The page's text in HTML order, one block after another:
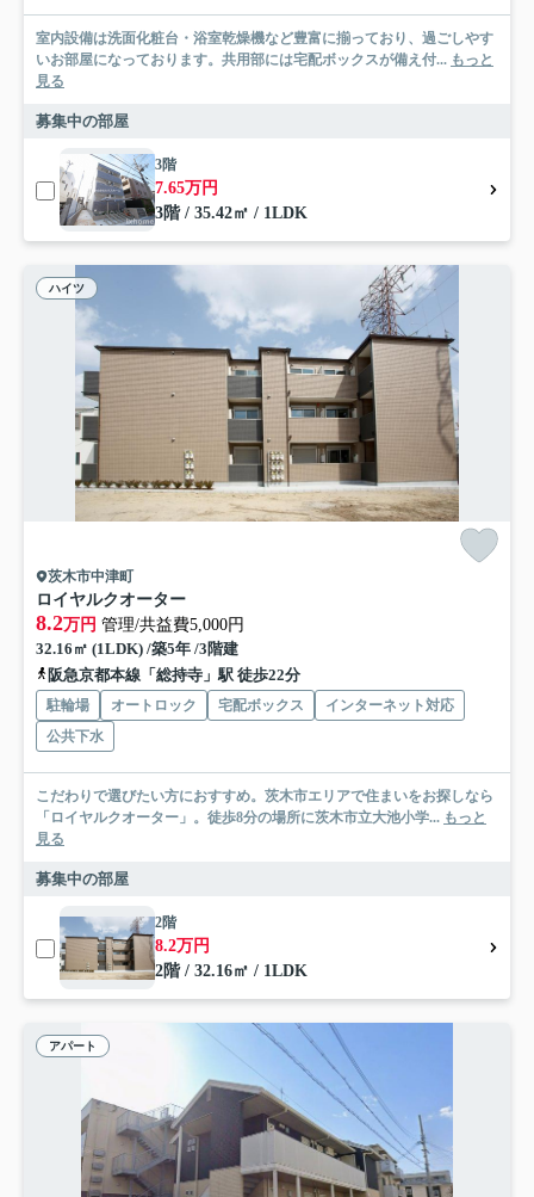
室内設備は洗面化粧台・浴室乾燥機など豊富に揃っており、過ごしやす
いお部屋になっております。共用部には宅配ボックスが備え付... もっと
見る
募集中の部屋
3階
7.65万円
3階 / 35.42㎡ / 1LDK
ハイツ
茨木市中津町
ロイヤルクオーター
8.2万円 管理/共益費5,000円
32.16㎡ (1LDK) /築5年 /3階建
阪急京都本線「総持寺」駅 徒歩22分
駐輪場 オートロック 宅配ボックス
インターネット対応
公共下水
こだわりで選びたい方におすすめ。茨木市エリアで住まいをお探しなら
「ロイヤルクオーター」。徒歩8分の場所に茨木市立大池小学... もっと
見る
募集中の部屋
2階
8.2万円
2階 / 32.16㎡ / 1LDK
アパート